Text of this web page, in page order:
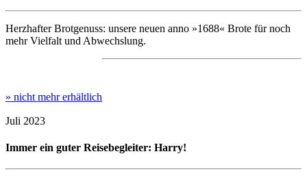
Herzhafter Brotgenuss: unsere neuen anno »1688« Brote für noch
mehr Vielfalt und Abwechslung.
» nicht mehr erhältlich
Juli 2023
Immer ein guter Reisebegleiter: Harry!